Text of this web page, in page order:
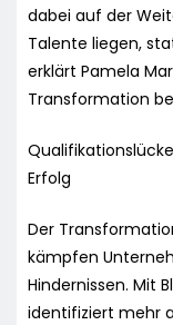
dabei auf der
Talente liegen,
erklärt Pamela
Transformation
Erfolg
Der
kämpfen
Hindernissen. Mit
identifiziert mehr